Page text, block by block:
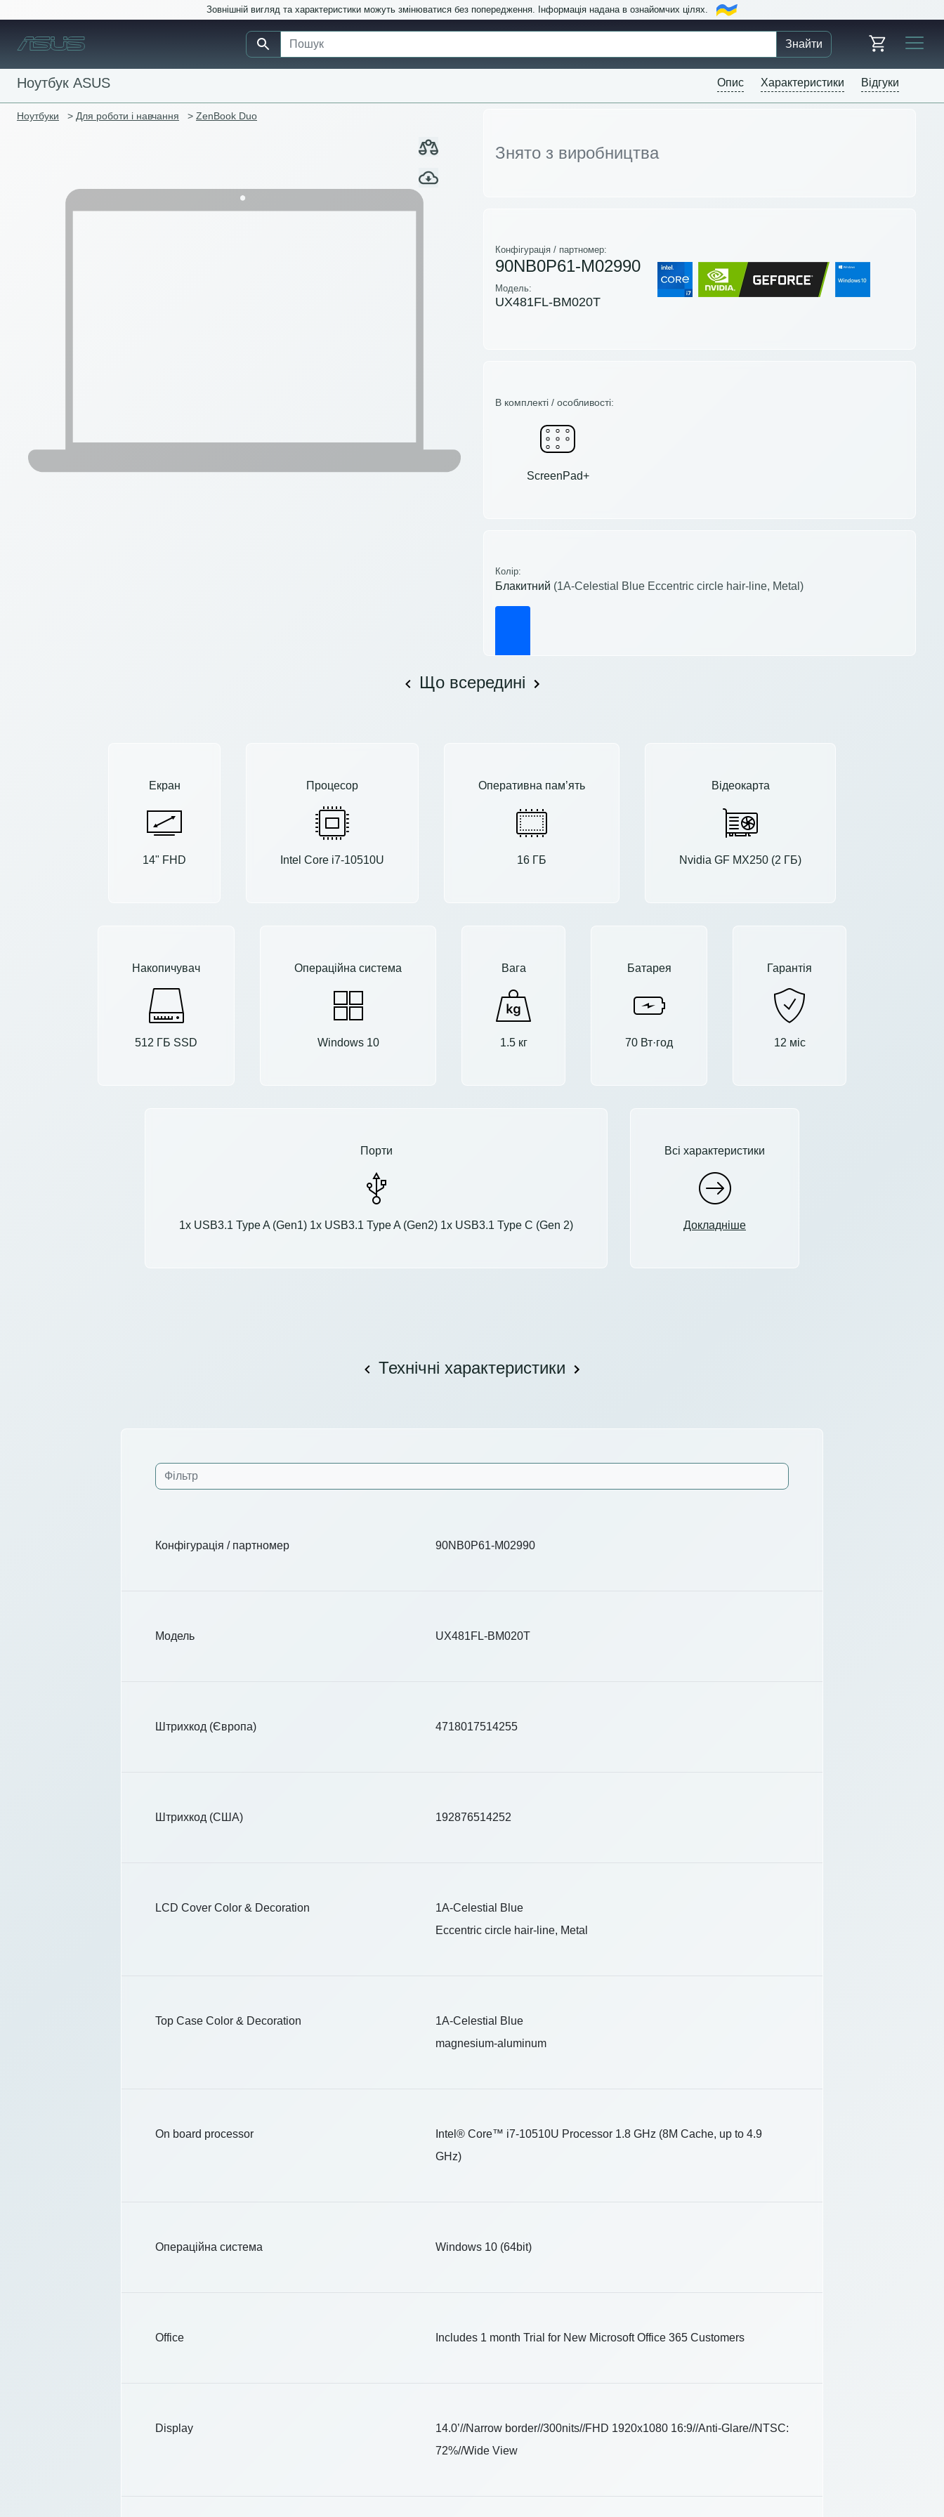
Зовнішній вигляд та характеристики можуть змінюватися без попередження. Інформація надана в ознайомчих цілях.
Знайти
Ноутбук ASUS Опис Характеристики Відгуки
Ноутбуки > Для роботи і навчання > ZenBook Duo
Знято з виробництва
Конфігурація / партномер:
90NB0P61-M02990
Модель:
UX481FL-BM020T
В комплекті / особливості:
ScreenPad+
Колір:
Блакитний (1A-Celestial Blue Eccentric circle hair-line, Metal)
Що всередині
Екран
14" FHD
Процесор
Intel Core i7-10510U
Оперативна пам’ять
16 ГБ
Відеокарта
Nvidia GF MX250 (2 ГБ)
Накопичувач
512 ГБ SSD
Операційна система
Windows 10
Вага
1.5 кг
Батарея
70 Вт·год
Гарантія
12 міс
Порти
1x USB3.1 Type A (Gen1) 1x USB3.1 Type A (Gen2) 1x USB3.1 Type C (Gen 2)
Всі характеристики
Докладніше
Технічні характеристики
Конфігурація / партномер 90NB0P61-M02990
Модель UX481FL-BM020T
Штрихкод (Європа) 4718017514255
Штрихкод (США) 192876514252
LCD Cover Color & Decoration
1A-Celestial Blue
Eccentric circle hair-line, Metal
Top Case Color & Decoration
1A-Celestial Blue
magnesium-aluminum
On board processor
Intel® Core™ i7-10510U Processor 1.8 GHz (8M Cache, up to 4.9
GHz)
Операційна система Windows 10 (64bit)
Office Includes 1 month Trial for New Microsoft Office 365 Customers
Display
14.0’//Narrow border//300nits//FHD 1920x1080 16:9//Anti-Glare//NTSC:
72%//Wide View